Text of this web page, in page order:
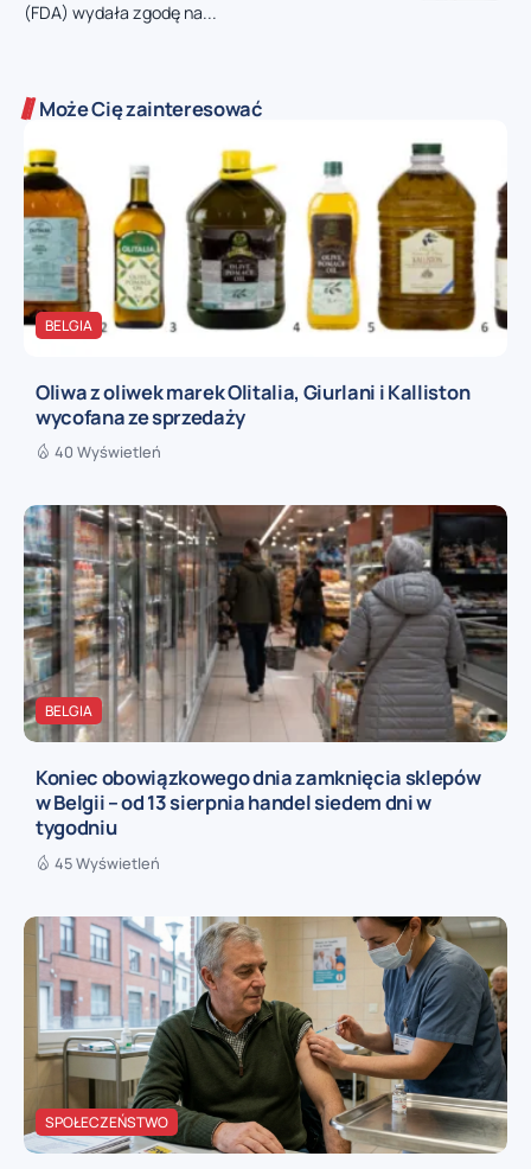
(FDA) wydała zgodę na...
Może Cię zainteresować
BELGIA
Oliwa z oliwek marek Olitalia, Giurlani i Kalliston
wycofana ze sprzedaży
40 Wyświetleń
BELGIA
Koniec obowiązkowego dnia zamknięcia sklepów
w Belgii – od 13 sierpnia handel siedem dni w
tygodniu
45 Wyświetleń
SPOŁECZEŃSTWO